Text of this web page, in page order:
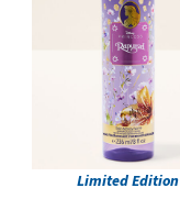
Limited Edition